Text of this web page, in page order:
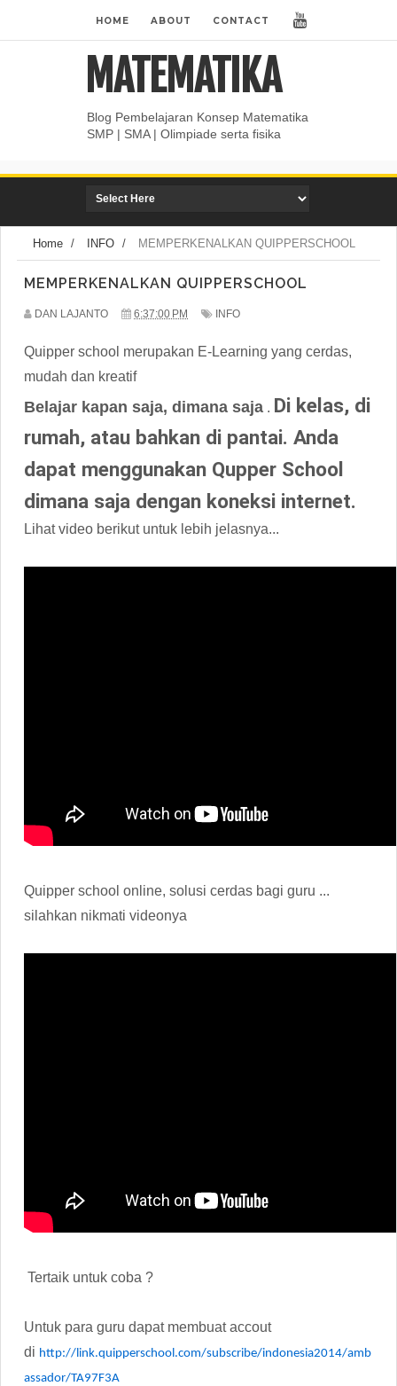
HOME ABOUT CONTACT
MATEMATIKA
Blog Pembelajaran Konsep Matematika
SMP | SMA | Olimpiade serta fisika
Home / INFO / MEMPERKENALKAN QUIPPERSCHOOL
MEMPERKENALKAN QUIPPERSCHOOL
DAN LAJANTO 6:37:00 PM INFO
Quipper school merupakan E-Learning yang cerdas,
mudah dan kreatif
Belajar kapan saja, dimana saja . Di kelas, di
rumah, atau bahkan di pantai. Anda
dapat menggunakan Qupper School
dimana saja dengan koneksi internet.
Lihat video berikut untuk lebih jelasnya...
Quipper school online, solusi cerdas bagi guru ...
silahkan nikmati videonya
Tertaik untuk coba ?
Untuk para guru dapat membuat accout
di http://link.quipperschool.com/subscribe/indonesia2014/amb
assador/TA97F3A